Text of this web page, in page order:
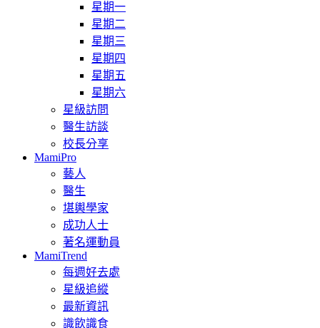
星期一
星期二
星期三
星期四
星期五
星期六
星級訪問
醫生訪談
校長分享
MamiPro
藝人
醫生
堪輿學家
成功人士
著名運動員
MamiTrend
每週好去處
星級追縱
最新資訊
識飲識食